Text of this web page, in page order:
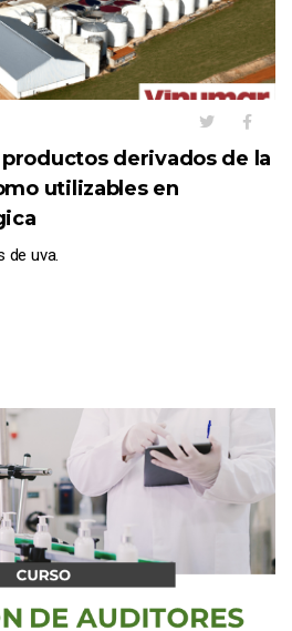
derivados de la
utilizables en
de uva.